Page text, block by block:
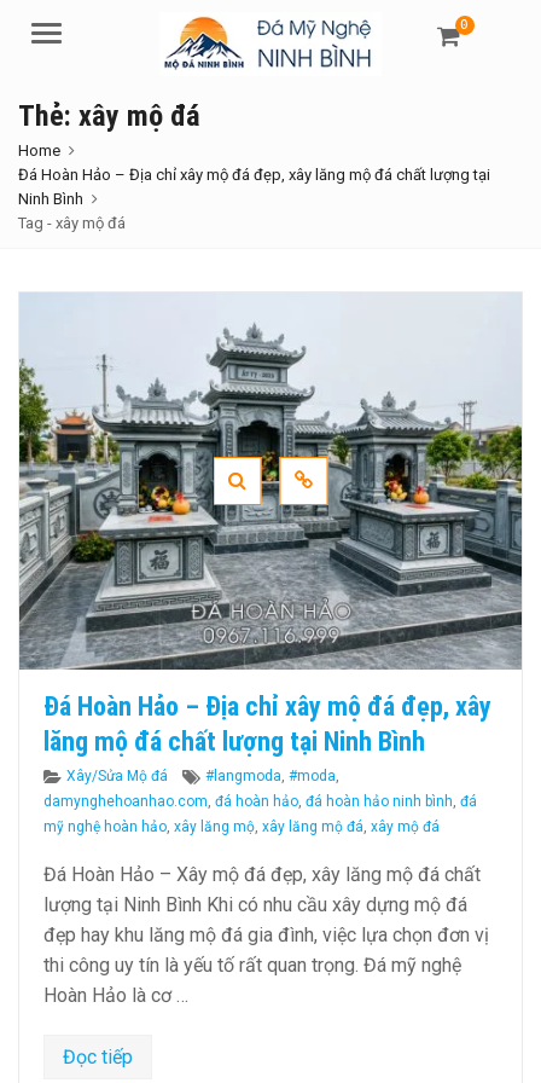
Menu
0
Thẻ: xây mộ đá
Home
Đá Hoàn Hảo – Địa chỉ xây mộ đá đẹp, xây lăng mộ đá chất lượng tại
Ninh Bình
Tag - xây mộ đá
Đá Hoàn Hảo – Địa chỉ xây mộ đá đẹp, xây
lăng mộ đá chất lượng tại Ninh Bình
Categories
Xây/Sửa Mộ đá Tags
#langmoda, #moda,
damynghehoanhao.com, đá hoàn hảo, đá hoàn hảo ninh bình, đá
mỹ nghệ hoàn hảo, xây lăng mộ, xây lăng mộ đá, xây mộ đá
Đá Hoàn Hảo – Xây mộ đá đẹp, xây lăng mộ đá chất
lượng tại Ninh Bình Khi có nhu cầu xây dựng mộ đá
đẹp hay khu lăng mộ đá gia đình, việc lựa chọn đơn vị
thi công uy tín là yếu tố rất quan trọng. Đá mỹ nghệ
Hoàn Hảo là cơ …
Đọc tiếp